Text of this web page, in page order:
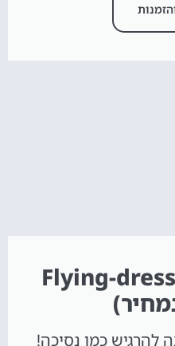
צילום זוגי עם Flying-dress
להרגיש כמו נסיכה!